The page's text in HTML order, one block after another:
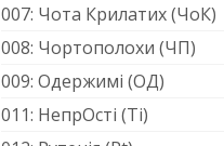
007: Чота Крилатих (ЧоК)
008: Чортополохи (ЧП)
009: Одержимі (ОД)
011: НепрОсті (Ті)